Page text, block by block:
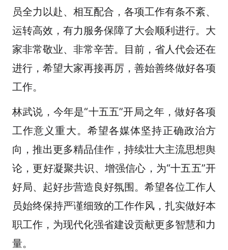
员全力以赴、相互配合，各项工作有条不紊、
运转高效，有力服务保障了大会顺利进行。大
家非常敬业、非常辛苦。目前，省人代会还在
进行，希望大家再接再厉，善始善终做好各项
工作。
林武说，今年是“十五五”开局之年，做好各项
工作意义重大。希望各媒体坚持正确政治方
向，推出更多精品佳作，持续壮大主流思想舆
论，更好凝聚共识、增强信心，为“十五五”开
好局、起好步营造良好氛围。希望各位工作人
员始终保持严谨细致的工作作风，扎实做好本
职工作，为现代化强省建设贡献更多智慧和力
量。